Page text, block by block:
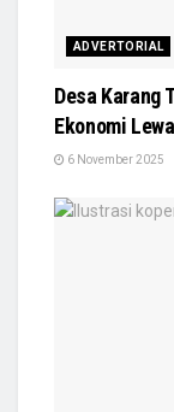
ADVERTORIAL
Desa Karang
Ekonomi
6 November 2025